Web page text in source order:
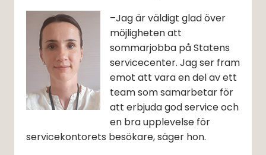
–Jag är väldigt glad över
möjligheten att
sommarjobba på Statens
servicecenter. Jag ser fram
emot att vara en del av ett
team som samarbetar för
att erbjuda god service och
en bra upplevelse för
servicekontorets besökare, säger hon.